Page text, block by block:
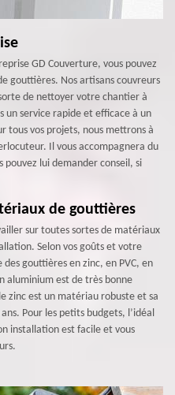
GD Couverture, vous pouvez
gouttières. Nos artisans couvreurs
de nettoyer votre chantier à
un service rapide et efficace à un
tous vos projets, nous mettrons à
Il vous accompagnera du
pouvez lui demander conseil, si
de gouttières
sur toutes sortes de matériaux
Selon vos goûts et votre
gouttières en zinc, en PVC, en
aluminium est de très bonne
zinc est un matériau robuste et sa
Pour les petits budgets, l’idéal
installation est facile et vous